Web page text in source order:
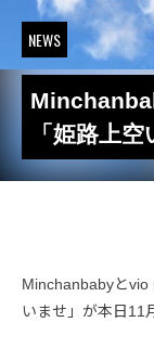
NEWS
「姫路上
Minchanbabyとvio
いませ」が本日11